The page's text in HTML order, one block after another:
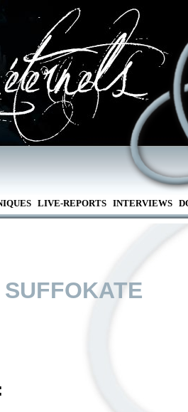
LIVE-REPORTS INTERVIEWS
SUFFOKATE